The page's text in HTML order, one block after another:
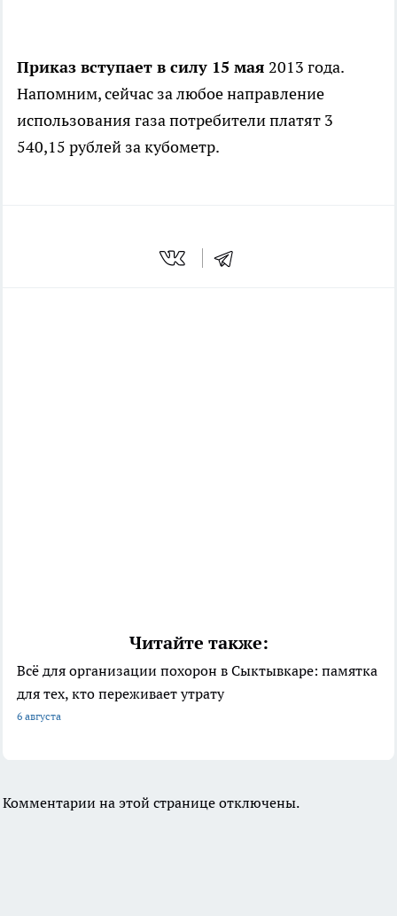
Приказ вступает в силу 15 мая 2013 года.
Напомним, сейчас за любое направление
использования газа потребители платят 3
540,15 рублей за кубометр.
Читайте также:
Всё для организации похорон в Сыктывкаре: памятка
для тех, кто переживает утрату
6 августа
Комментарии на этой странице отключены.